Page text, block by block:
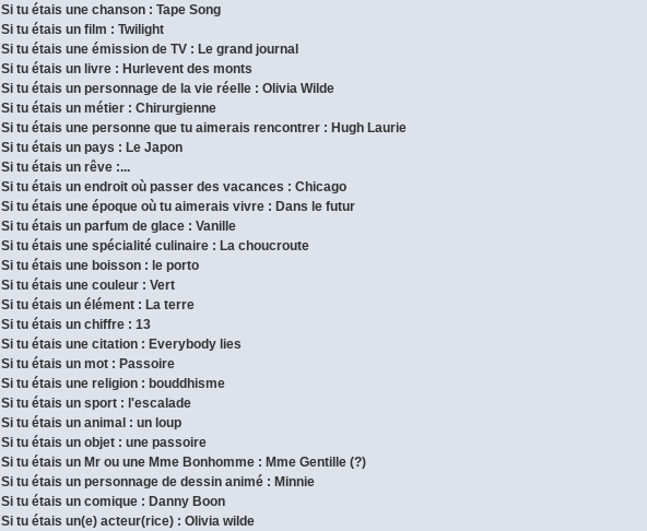
Si tu étais une chanson : Tape Song
Si tu étais un film : Twilight
Si tu étais une émission de TV : Le grand journal
Si tu étais un livre : Hurlevent des monts
Si tu étais un personnage de la vie réelle : Olivia Wilde
Si tu étais un métier : Chirurgienne
Si tu étais une personne que tu aimerais rencontrer : Hugh Laurie
Si tu étais un pays : Le Japon
Si tu étais un rêve :...
Si tu étais un endroit où passer des vacances : Chicago
Si tu étais une époque où tu aimerais vivre : Dans le futur
Si tu étais un parfum de glace : Vanille
Si tu étais une spécialité culinaire : La choucroute
Si tu étais une boisson : le porto
Si tu étais une couleur : Vert
Si tu étais un élément : La terre
Si tu étais un chiffre : 13
Si tu étais une citation : Everybody lies
Si tu étais un mot : Passoire
Si tu étais une religion : bouddhisme
Si tu étais un sport : l'escalade
Si tu étais un animal : un loup
Si tu étais un objet : une passoire
Si tu étais un Mr ou une Mme Bonhomme : Mme Gentille (?)
Si tu étais un personnage de dessin animé : Minnie
Si tu étais un comique : Danny Boon
Si tu étais un(e) acteur(rice) : Olivia wilde